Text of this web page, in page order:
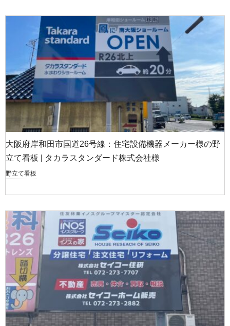
大阪府岸和田市国道26号線：住宅設備機器メーカー様の野
立て看板 | タカラスタンダード株式会社様
野立て看板